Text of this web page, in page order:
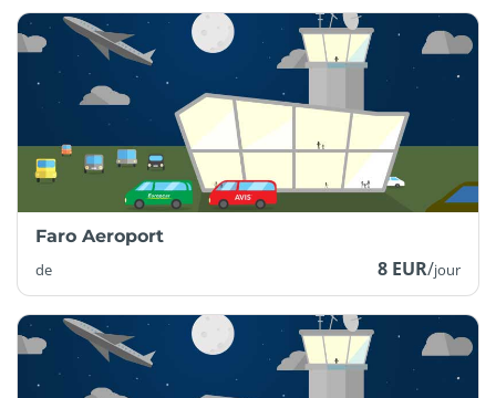
Faro Aeroport
de 8 EUR/jour